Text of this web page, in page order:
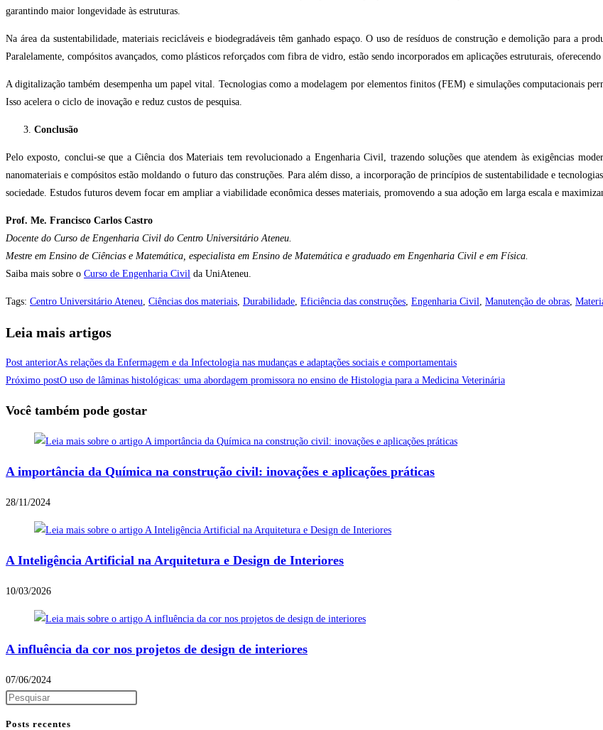
garantindo maior longevidade às estruturas.
Na área da sustentabilidade, materiais recicláveis e biodegradáveis têm ganhado espaço. O uso de resíduos de construção e demolição para a
Paralelamente, compósitos avançados, como plásticos reforçados com fibra de vidro, estão sendo incorporados em aplicações estruturais,
A digitalização também desempenha um papel vital. Tecnologias como a modelagem por elementos finitos (FEM) e simulações computacionais
Isso acelera o ciclo de inovação e reduz custos de pesquisa.
Conclusão
Pelo exposto, conclui-se que a Ciência dos Materiais tem revolucionado a Engenharia Civil, trazendo soluções que atendem às exigências
nanomateriais e compósitos estão moldando o futuro das construções. Para além disso, a incorporação de princípios de sustentabilidade e
sociedade. Estudos futuros devem focar em ampliar a viabilidade econômica desses materiais, promovendo a sua adoção em larga escala e
Prof. Me. Francisco Carlos Castro
Docente do Curso de Engenharia Civil do Centro Universitário Ateneu.
Mestre em Ensino de Ciências e Matemática, especialista em Ensino de Matemática e graduado em Engenharia Civil e em Física.
Saiba mais sobre o Curso de Engenharia Civil da UniAteneu.
Tags: Centro Universitário Ateneu, Ciências dos materiais, Durabilidade, Eficiência das construções, Engenharia Civil, Manutenção de obras,
Leia mais artigos
Post anteriorAs relações da Enfermagem e da Infectologia nas mudanças e adaptações sociais e comportamentais
Próximo postO uso de lâminas histológicas: uma abordagem promissora no ensino de Histologia para a Medicina Veterinária
Você também pode gostar
A importância da Química na construção civil: inovações e aplicações práticas
28/11/2024
A Inteligência Artificial na Arquitetura e Design de Interiores
10/03/2026
A influência da cor nos projetos de design de interiores
07/06/2024
Posts recentes